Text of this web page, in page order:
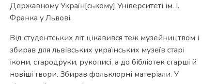
Державному Україн[ському] Університеті ім. І.
Франка у Львові.
Від студентських літ цікавився теж музейництвом і
збирав для львівських українських музеїв старі
ікони, стародруки, рукописі, а до бібліотек старші й
новіші твори. Збирав фольклорні матеріали. У